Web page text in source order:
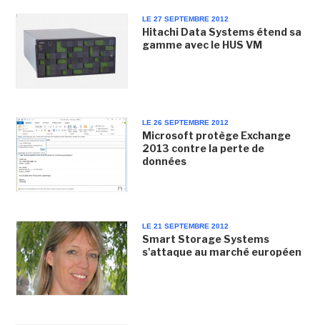
LE 27 SEPTEMBRE 2012
Hitachi Data Systems étend sa
gamme avec le HUS VM
LE 26 SEPTEMBRE 2012
Microsoft protège Exchange
2013 contre la perte de
données
LE 21 SEPTEMBRE 2012
Smart Storage Systems
s'attaque au marché européen